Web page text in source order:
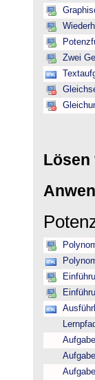
Zwei